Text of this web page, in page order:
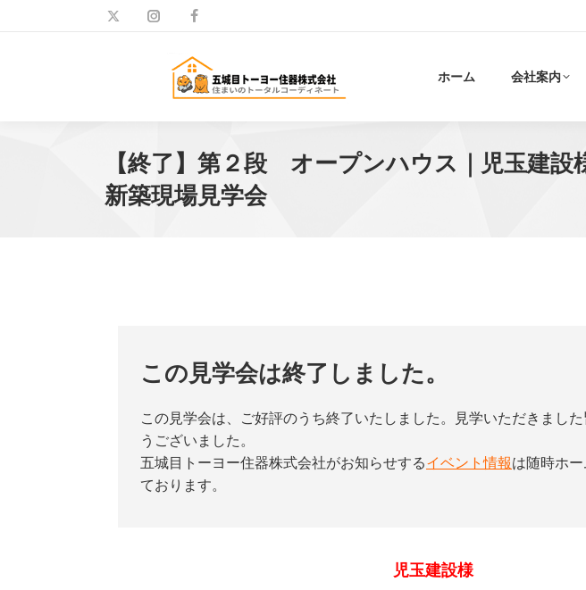
ホーム 会社案内
【終了】第２段 オープンハウス｜児玉建設
新築現場見学会
この見学会は終了しました。
この見学会は、ご好評のうち終了いたしました。見学いただきまし
うございました。
五城目トーヨー住器株式会社がお知らせするイベント情報は随時ホ
ております。
児玉建設様